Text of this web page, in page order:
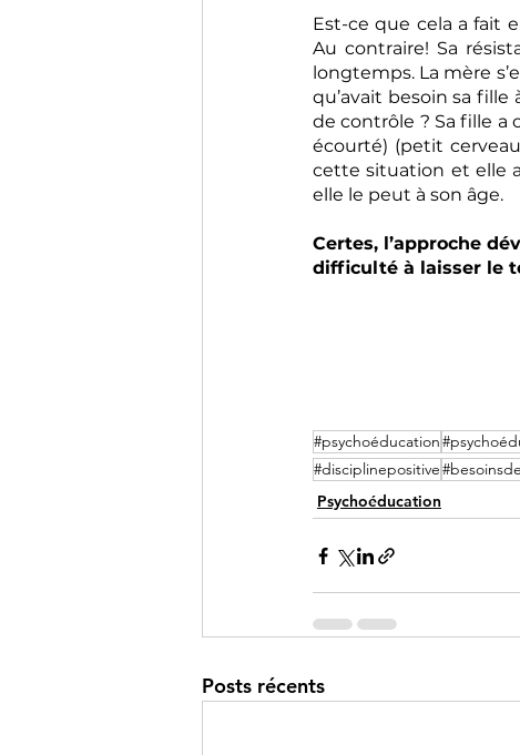
Est-ce que cela a fait
Au contraire! Sa
longtemps. La mère
qu’avait besoin sa
de contrôle ? Sa fille a
écourté) (petit
cette situation et elle
elle le peut à son âge.
Certes, l’approche
difficulté à laisser le
#psychoéducation
#disciplinepositive
Psychoéducation
Posts récents